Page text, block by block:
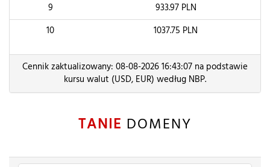
9
933.97PLN
10
1037.75 PLN
Cennik zaktualizowany: 08-08-2026 16:43:07 na podstawie
kursu walut (USD, EUR) według NBP.
TANIE DOMENY